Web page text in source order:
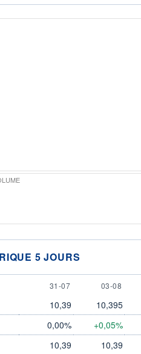
5 JOURS
31 JULY
31-07 3 AUGUST
03-08
10,39 10,395
0,00% +0,05%
10,39 10,39